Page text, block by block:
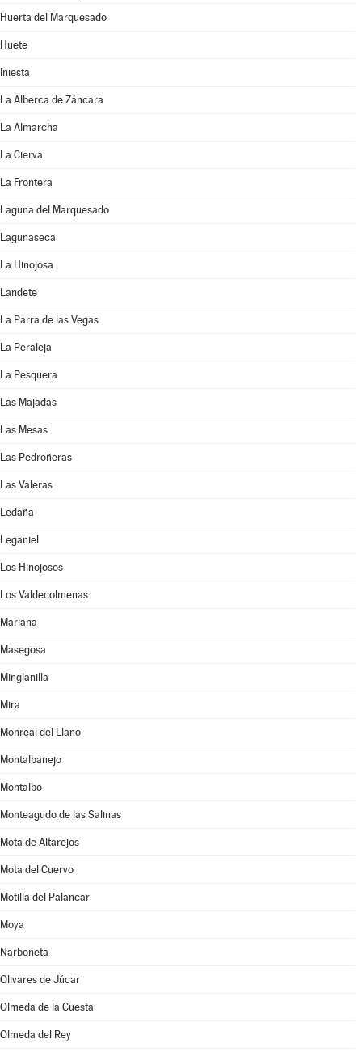
Huerta del Marquesado
Huete
Iniesta
La Alberca de Záncara
La Almarcha
La Cierva
La Frontera
Laguna del Marquesado
Lagunaseca
La Hinojosa
Landete
La Parra de las Vegas
La Peraleja
La Pesquera
Las Majadas
Las Mesas
Las Pedroñeras
Las Valeras
Ledaña
Leganiel
Los Hinojosos
Los Valdecolmenas
Mariana
Masegosa
Minglanilla
Mira
Monreal del Llano
Montalbanejo
Montalbo
Monteagudo de las Salinas
Mota de Altarejos
Mota del Cuervo
Motilla del Palancar
Moya
Narboneta
Olivares de Júcar
Olmeda de la Cuesta
Olmeda del Rey